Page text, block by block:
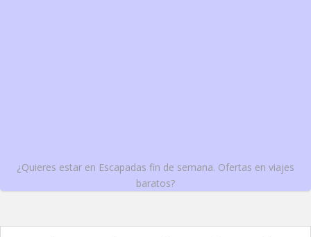
¿Quieres estar en Escapadas fin de semana. Ofertas en viajes
baratos?